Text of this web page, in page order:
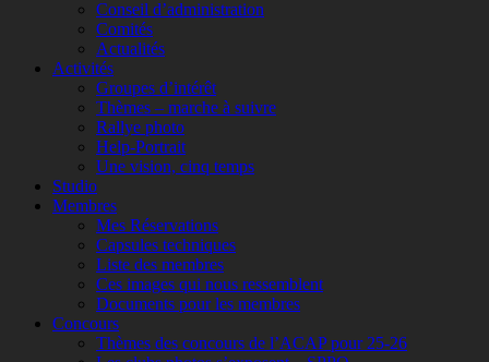
Conseil d’administration
Comités
Actualités
Activités
Groupes d’intérêt
Thèmes – marche à suivre
Rallye photo
Help-Portrait
Une vision, cinq temps
Studio
Membres
Mes Réservations
Capsules techniques
Liste des membres
Ces images qui nous ressemblent
Documents pour les membres
Concours
Thèmes des concours de l’ACAP pour 25-26